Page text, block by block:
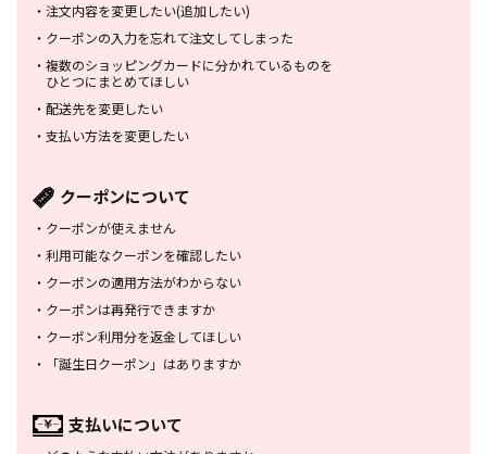
・ 注文内容を変更したい(追加したい)
・ クーポンの入力を忘れて注文してしまった
・ 複数のショッピングカードに分かれているものを
ひとつにまとめてほしい
・ 配送先を変更したい
・ 支払い方法を変更したい
クーポンについて
・ クーポンが使えません
・ 利用可能なクーポンを確認したい
・ クーポンの適用方法がわからない
・ クーポンは再発行できますか
・ クーポン利用分を返金してほしい
・
「誕生日クーポン」はありますか
支払いについて